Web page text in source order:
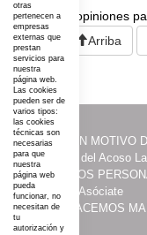
No existen opiniones
Arriba
·ACTOS CON MOTIVO
·Prevención del Acoso
·ITINERARIOS
·Contacta y Asóciate
·UNIDAS HACEMOS
·Acción
otras
pertenecen a
empresas
externas que
prestan
servicios para
nuestra
página web.
Las cookies
pueden ser de
varios tipos:
las cookies
técnicas son
necesarias
para que
nuestra
página web
pueda
funcionar, no
necesitan de
tu
autorización y